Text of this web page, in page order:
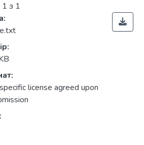
з 1
license agreed upon